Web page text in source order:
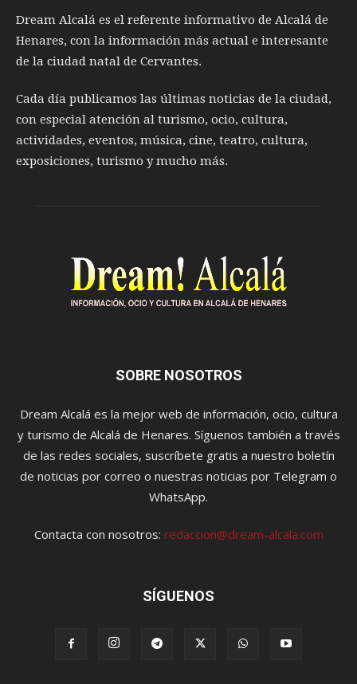
Dream Alcalá es el referente informativo de Alcalá de
Henares, con la información más actual e interesante
de la ciudad natal de Cervantes.
Cada día publicamos las últimas noticias de la ciudad,
con especial atención al turismo, ocio, cultura,
actividades, eventos, música, cine, teatro, cultura,
exposiciones, turismo y mucho más.
SOBRE NOSOTROS
Dream Alcalá es la mejor web de información, ocio, cultura
y turismo de Alcalá de Henares. Síguenos también a través
de las redes sociales, suscríbete gratis a nuestro boletín
de noticias por correo o nuestras noticias por Telegram o
WhatsApp.
Contacta con nosotros: redaccion@dream-alcala.com
SÍGUENOS